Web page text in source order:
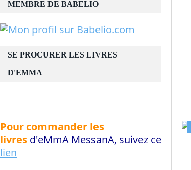
MEMBRE DE BABELIO
SE PROCURER LES LIVRES
D'EMMA
Pour commander les
livres d'eMmA MessanA, suivez ce
lien